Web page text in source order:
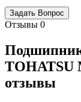
Отзывы 0
TOHATSU
отзывы